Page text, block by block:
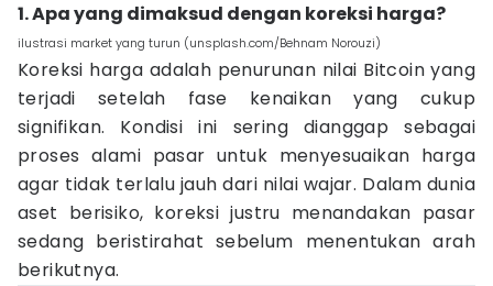
1. Apa yang dimaksud dengan koreksi harga?
ilustrasi market yang turun (unsplash.com/Behnam Norouzi)
Koreksi harga adalah penurunan nilai Bitcoin yang
terjadi setelah fase kenaikan yang cukup
signifikan. Kondisi ini sering dianggap sebagai
proses alami pasar untuk menyesuaikan harga
agar tidak terlalu jauh dari nilai wajar. Dalam dunia
aset berisiko, koreksi justru menandakan pasar
sedang beristirahat sebelum menentukan arah
berikutnya.